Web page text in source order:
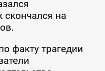
на
факту трагедии